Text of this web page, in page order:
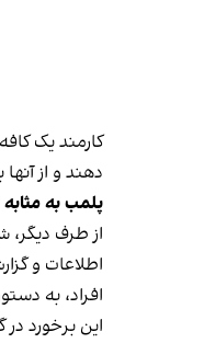
کارمند یک
دهند و از
پلمب به
از طرف
اطلاعات و
افراد، به